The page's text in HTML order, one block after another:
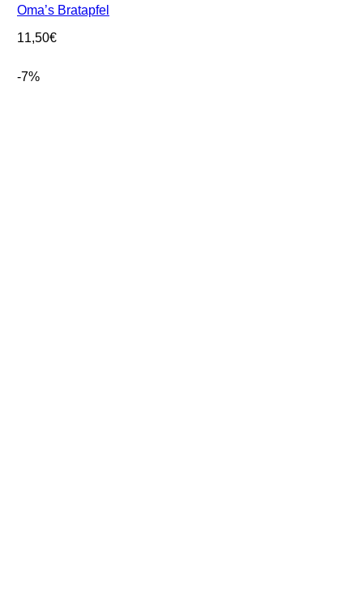
Oma’s Bratapfel
11,50€
-7%